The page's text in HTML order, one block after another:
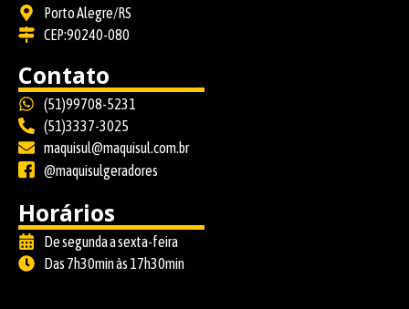
Porto Alegre/RS
CEP:90240-080
Contato
(51)99708-5231
(51)3337-3025
maquisul@maquisul.com.br
@maquisulgeradores
Horários
De segunda a sexta-feira
Das 7h30min às 17h30min